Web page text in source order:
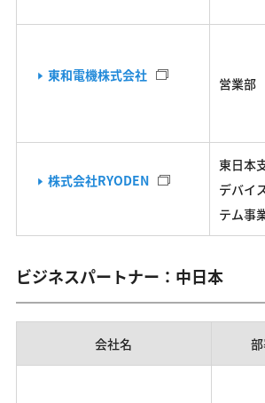
東和電機株式会社 営業部
株式会社RYODEN
東日本
デバイ
テム事
ビジネスパートナー：中日本
会社名